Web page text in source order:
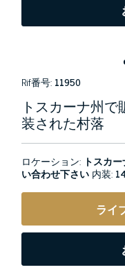
Rif番号: 11950
トスカーナ州
装された村落
ロケーション: トスカ
い合わせ下さい 内装:
ライ